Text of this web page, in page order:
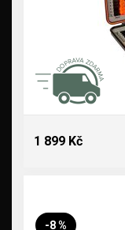
1 899 Kč
-8 %